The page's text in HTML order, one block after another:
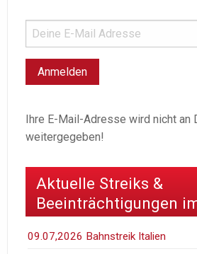
Ihre E-Mail-Adresse wird nicht an
weitergegeben!
Aktuelle Streiks &
Beeinträchtigungen
09.07,2026 Bahnstreik Italien